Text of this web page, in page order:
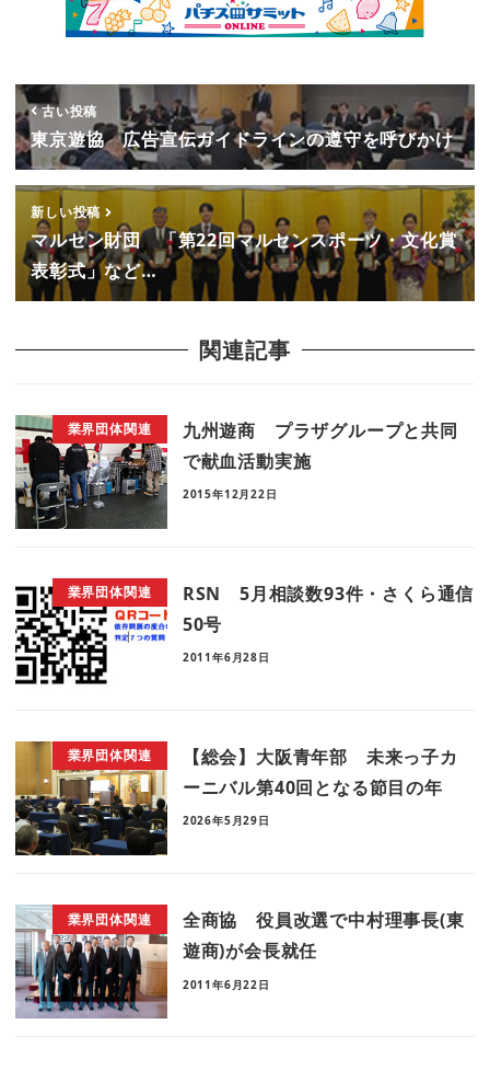
古い投稿
東京遊協 広告宣伝ガイドラインの遵守を呼びかけ
新しい投稿
マルセン財団 「第22回マルセンスポーツ・文化賞
表彰式」など…
関連記事
業界団体関連
九州遊商 プラザグループと共同
で献血活動実施
2015年12月22日
業界団体関連
RSN 5月相談数93件・さくら通信
50号
2011年6月28日
業界団体関連
【総会】大阪青年部 未来っ子カ
ーニバル第40回となる節目の年
2026年5月29日
業界団体関連
全商協 役員改選で中村理事長(東
遊商)が会長就任
2011年6月22日